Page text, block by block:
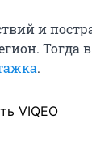
и
Тогда
.
VIQEO